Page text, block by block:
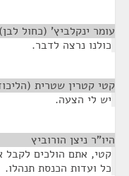
עומר ינקלביץ' (כחול לבן)
כולנו נרצה לדבר.
קטי קטרין שטרית
יש לי הצעה.
היו"ר ניצן הורוביץ
קטי, אתם הולכים
כל ועדות הכנסת תנהלו.